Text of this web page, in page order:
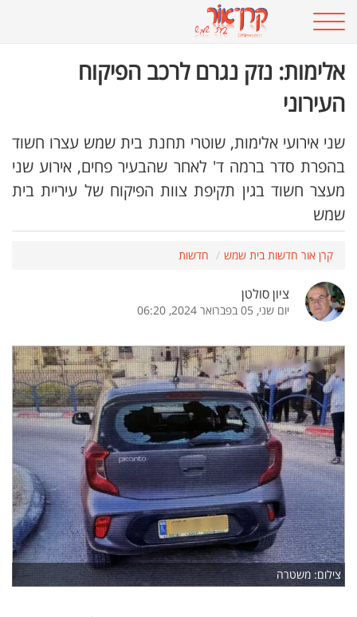
אלימות: נזק נגרם לרכב הפיקוח
העירוני
שני אירועי אלימות, שוטרי תחנת בית שמש עצרו חשוד
בהפרת סדר ברמה ד' לאחר שהבעיר פחים, אירוע שני
מעצר חשוד בגין תקיפת צוות הפיקוח של עיריית בית
שמש
קרן אור חדשות בית שמש חדשות
ציון סולטן
יום שני, 05 בפברואר 2024, 06:20
צילום: משטרה